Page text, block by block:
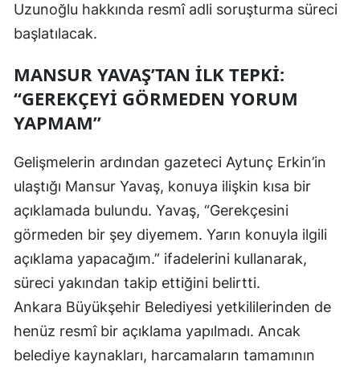
Kırıkkale
Şırnak
Iğdır
Yalova
Karabük
Kilis
Osmaniye
Düzce
Uzunoğlu hakkında resmî adli soruşturma süreci
başlatılacak.
MANSUR YAVAŞ’TAN İLK TEPKI:
“GEREKÇEYI GÖRMEDEN YORUM
YAPMAM”
Gelişmelerin ardından gazeteci Aytunç Erkin’in
ulaştığı Mansur Yavaş, konuya ilişkin kısa bir
açıklamada bulundu. Yavaş, “Gerekçesini
görmeden bir şey diyemem. Yarın konuyla ilgili
açıklama yapacağım.” ifadelerini kullanarak,
süreci yakından takip ettiğini belirtti.
Ankara Büyükşehir Belediyesi yetkililerinden de
henüz resmî bir açıklama yapılmadı. Ancak
belediye kaynakları, harcamaların tamamının